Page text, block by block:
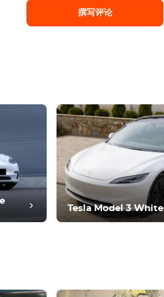
撰写评论
Tesla Model 3 White